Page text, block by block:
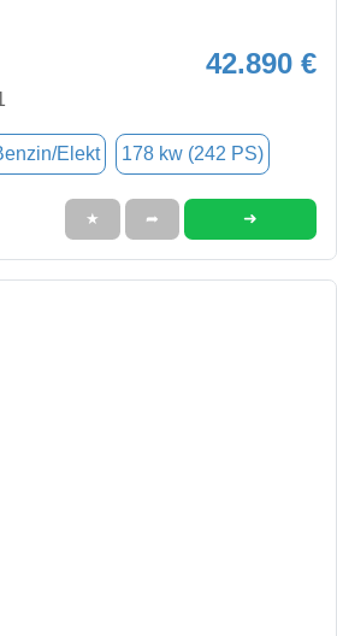
42.890 €
Elekt 178 kw (242 PS)
★ ➦ ➜